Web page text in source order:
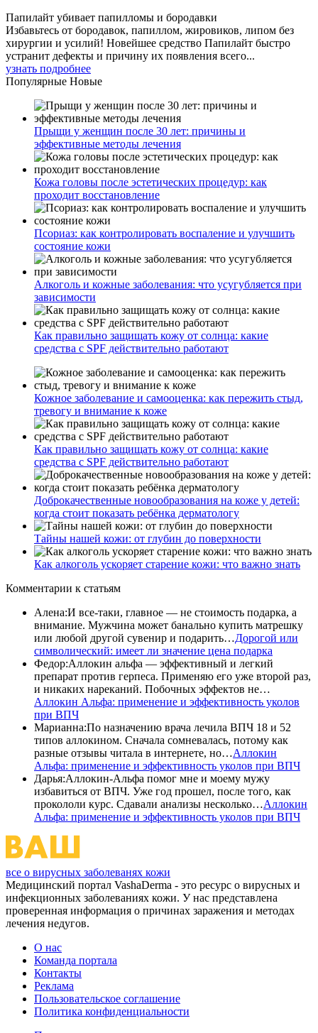
Папилайт убивает папилломы и бородавки
Избавьтесь от бородавок, папиллом, жировиков, липом без
хирургии и усилий! Новейшее средство Папилайт быстро
устранит дефекты и причину их появления всего...
узнать подробнее
Популярные Новые
Прыщи у женщин после 30 лет: причины и
эффективные методы лечения
Кожа головы после эстетических процедур: как
проходит восстановление
Псориаз: как контролировать воспаление и улучшить
состояние кожи
Алкоголь и кожные заболевания: что усугубляется при
зависимости
Как правильно защищать кожу от солнца: какие
средства с SPF действительно работают
Кожное заболевание и самооценка: как пережить стыд,
тревогу и внимание к коже
Как правильно защищать кожу от солнца: какие
средства с SPF действительно работают
Доброкачественные новообразования на коже у детей:
когда стоит показать ребёнка дерматологу
Тайны нашей кожи: от глубин до поверхности
Как алкоголь ускоряет старение кожи: что важно знать
Комментарии к статьям
Алена:И все-таки, главное — не стоимость подарка, а
внимание. Мужчина может банально купить матрешку
или любой другой сувенир и подарить…Дорогой или
символический: имеет ли значение цена подарка
Федор:Аллокин альфа — эффективный и легкий
препарат против герпеса. Применяю его уже второй раз,
и никаких нареканий. Побочных эффектов не…
Аллокин Альфа: применение и эффективность уколов
при ВПЧ
Марианна:По назначению врача лечила ВПЧ 18 и 52
типов аллокином. Сначала сомневалась, потому как
разные отзывы читала в интернете, но…Аллокин
Альфа: применение и эффективность уколов при ВПЧ
Дарья:Аллокин-Альфа помог мне и моему мужу
избавиться от ВПЧ. Уже год прошел, после того, как
прокололи курс. Сдавали анализы несколько…Аллокин
Альфа: применение и эффективность уколов при ВПЧ
все о вирусных заболеванях кожи
Медицинский портал VashaDerma - это ресурс о вирусных и
инфекционных заболеваниях кожи. У нас представлена
проверенная информация о причинах заражения и методах
лечения недугов.
О нас
Команда портала
Контакты
Реклама
Пользовательское соглашение
Политика конфиденциальности